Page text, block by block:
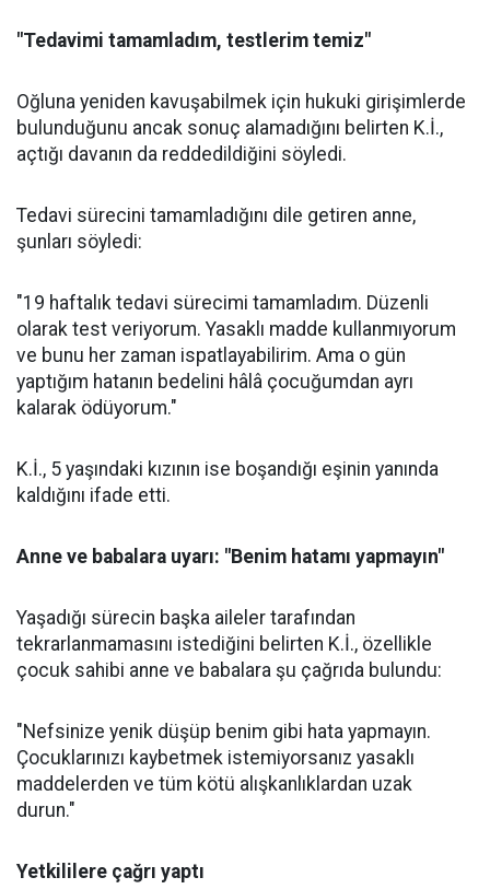
"Tedavimi tamamladım, testlerim temiz"
Oğluna yeniden kavuşabilmek için hukuki girişimlerde
bulunduğunu ancak sonuç alamadığını belirten K.İ.,
açtığı davanın da reddedildiğini söyledi.
Tedavi sürecini tamamladığını dile getiren anne,
şunları söyledi:
"19 haftalık tedavi sürecimi tamamladım. Düzenli
olarak test veriyorum. Yasaklı madde kullanmıyorum
ve bunu her zaman ispatlayabilirim. Ama o gün
yaptığım hatanın bedelini hâlâ çocuğumdan ayrı
kalarak ödüyorum."
K.İ., 5 yaşındaki kızının ise boşandığı eşinin yanında
kaldığını ifade etti.
Anne ve babalara uyarı: "Benim hatamı yapmayın"
Yaşadığı sürecin başka aileler tarafından
tekrarlanmamasını istediğini belirten K.İ., özellikle
çocuk sahibi anne ve babalara şu çağrıda bulundu:
"Nefsinize yenik düşüp benim gibi hata yapmayın.
Çocuklarınızı kaybetmek istemiyorsanız yasaklı
maddelerden ve tüm kötü alışkanlıklardan uzak
durun."
Yetkililere çağrı yaptı